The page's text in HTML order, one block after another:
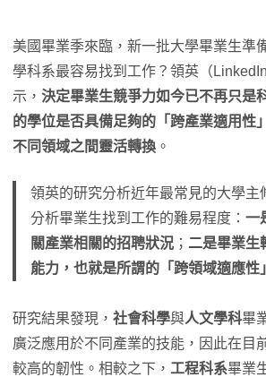
美國畢業季來臨，新一批大學畢業生準
學科系最容易找到工作？領英（
示， 決定畢業生競爭力如今已不再只是
的學位是否具備足夠的「跨產業適用性
不同領域之間靈活轉換 。
領英的研究分析近年最常見的大學主
分析畢業生找到工作的難易程度： 一
關產業相關的招聘狀況 ； 二是畢業生
能力，也就是所謂的「跨領域適應性」
研究結果發現， 社會科學與人文學科畢
廣泛應用於不同產業的技能，因此在目
較高的韌性。相較之下， 工程科系畢業